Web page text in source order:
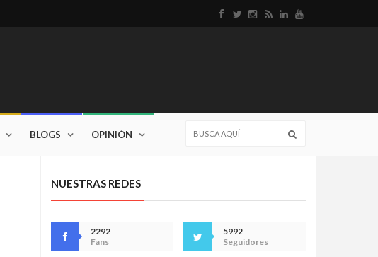
BLOGS OPINIÓN
NUESTRAS REDES
2292
Fans
5992
Seguidores